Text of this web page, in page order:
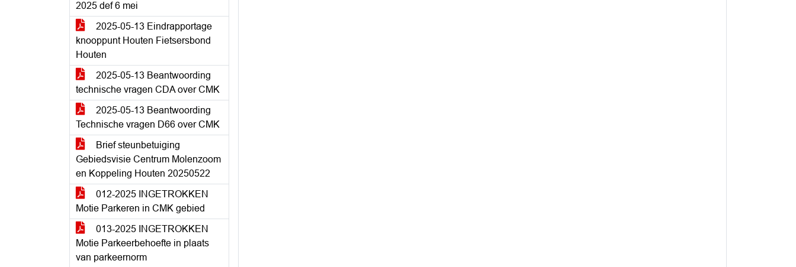
2025 def 6 mei
2025-05-13 Eindrapportage
knooppunt Houten Fietsersbond
Houten
2025-05-13 Beantwoording
technische vragen CDA over CMK
2025-05-13 Beantwoording
Technische vragen D66 over CMK
Brief steunbetuiging
Gebiedsvisie Centrum Molenzoom
en Koppeling Houten 20250522
012-2025 INGETROKKEN
Motie Parkeren in CMK gebied
013-2025 INGETROKKEN
Motie Parkeerbehoefte in plaats
van parkeernorm